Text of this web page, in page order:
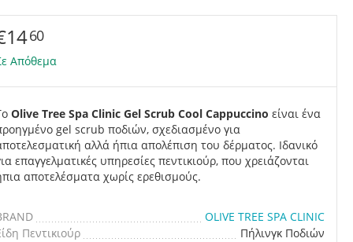
1460
Απόθεμα
Olive Tree Spa Clinic Gel Scrub Cool Cappuccino είναι ένα
gel scrub ποδιών, σχεδιασμένο για
αλλά ήπια απολέπιση του δέρματος. Ιδανικό
επαγγελματικές υπηρεσίες πεντικιούρ, που χρειάζονται
αποτελέσματα χωρίς ερεθισμούς.
OLIVE TREE SPA CLINIC
Πεντικιούρ
Πήλινγκ Ποδιών